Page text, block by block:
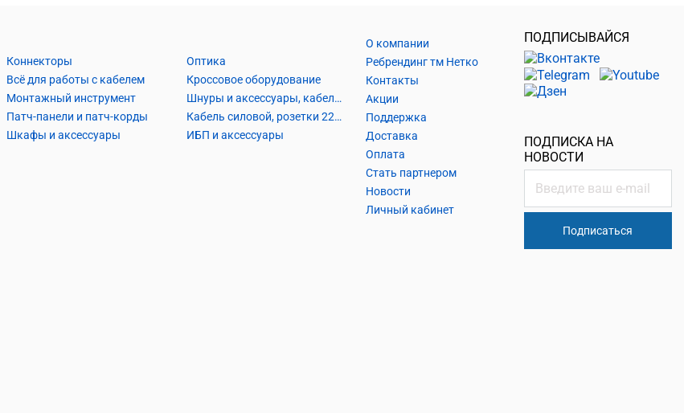
Коннекторы
Всё для работы с кабелем
Монтажный инструмент
Патч-панели и патч-корды
Шкафы и аксессуары
Оптика
Кроссовое оборудование
Шнуры и аксессуары, кабельные наконечники
Кабель силовой, розетки 220В, выключатели 220В, сетевые фильтры
ИБП и аксессуары
О компании
Ребрендинг тм Нетко
Контакты
Акции
Поддержка
Доставка
Оплата
Стать партнером
Новости
Личный кабинет
ПОДПИСЫВАЙСЯ
ПОДПИСКА НА
НОВОСТИ
Подписаться